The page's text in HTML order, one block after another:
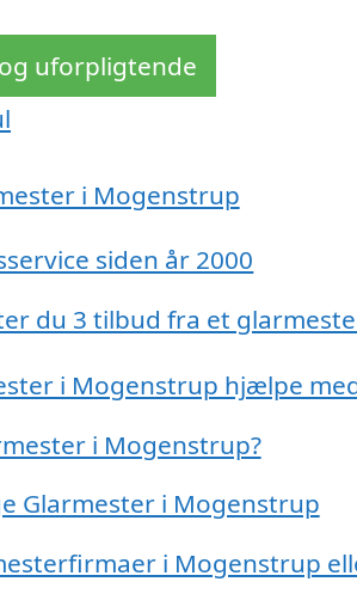
uforpligtende
i Mogenstrup
siden år 2000
du 3 tilbud fra et
i Mogenstrup hjælpe
i Mogenstrup?
Glarmester i Mogenstrup
i Mogenstrup